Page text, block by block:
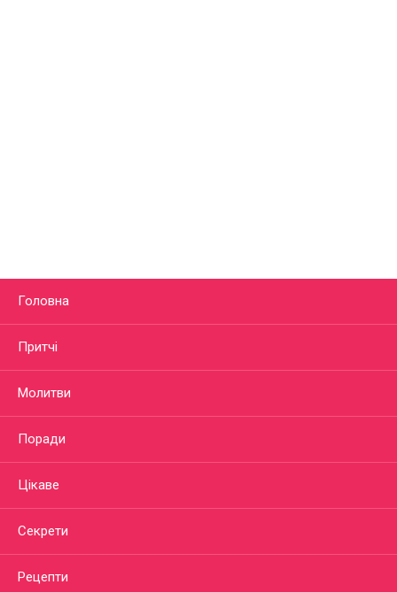
Головна
Притчі
Молитви
Поради
Цікаве
Секрети
Рецепти